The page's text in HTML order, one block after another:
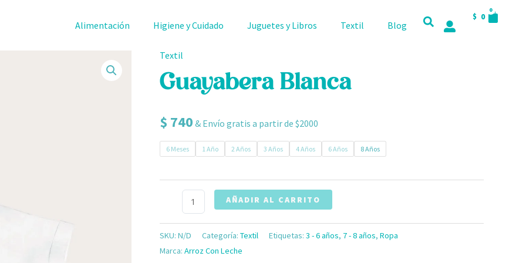
Alimentación Higiene y Cuidado Juguetes y Libros Textil Blog
$ 0
0
CART
Textil
Guayabera Blanca
$ 740 & Envío gratis a partir de $2000
6 Meses 1 Año 2 Años 3 Años 4 Años 6 Años 8 Años
Guayabera
Blanca
cantidad
AÑADIR AL CARRITO
SKU: N/D Categoría: Textil Etiquetas: 3 - 6 años, 7 - 8 años, Ropa
Marca: Arroz Con Leche